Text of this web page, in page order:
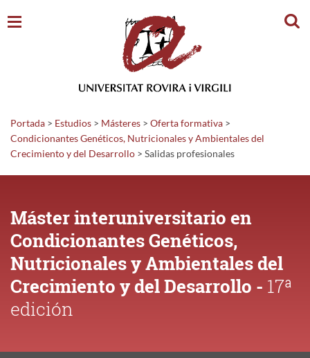
Portada > Estudios > Másteres > Oferta formativa >
Condicionantes Genéticos, Nutricionales y Ambientales del
Crecimiento y del Desarrollo > Salidas profesionales
Máster interuniversitario en
Condicionantes Genéticos,
Nutricionales y Ambientales del
Crecimiento y del Desarrollo - 17ª
edición